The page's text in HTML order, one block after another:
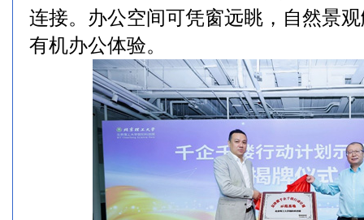
连接。办公空间可凭窗远眺，自然景
有机办公体验。